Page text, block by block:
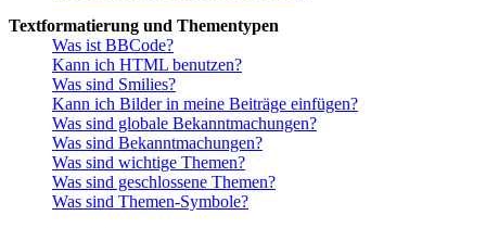
Textformatierung und Thementypen
Was ist BBCode?
Kann ich HTML benutzen?
Was sind Smilies?
Kann ich Bilder in meine Beiträge einfügen?
Was sind globale Bekanntmachungen?
Was sind Bekanntmachungen?
Was sind wichtige Themen?
Was sind geschlossene Themen?
Was sind Themen-Symbole?